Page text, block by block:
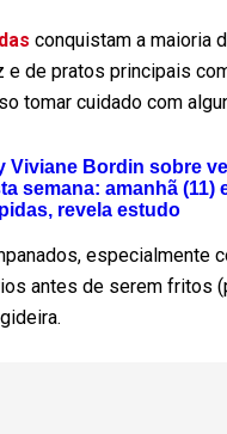
conquistam a maioria
de pratos principais
tomar cuidado com
Viviane Bordin sobre
semana: amanhã
revela estudo
especialmente
antes de serem fritos